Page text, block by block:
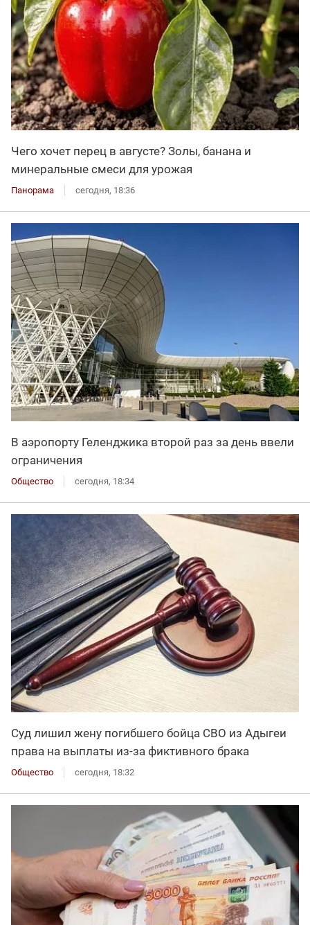
Чего хочет перец в августе? Золы, банана и
минеральные смеси для урожая
Панорама сегодня, 18:36
В аэропорту Геленджика второй раз за день ввели
ограничения
Общество сегодня, 18:34
Суд лишил жену погибшего бойца СВО из Адыгеи
права на выплаты из-за фиктивного брака
Общество сегодня, 18:32